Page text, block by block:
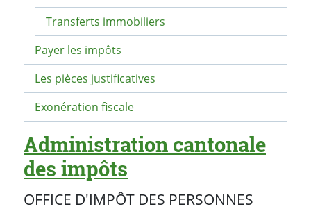
Transferts immobiliers
Payer les impôts
Les pièces justificatives
Exonération fiscale
Administration cantonale
des impôts
OFFICE D'IMPÔT DES PERSONNES